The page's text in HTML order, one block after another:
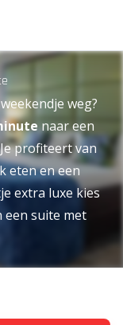
weg?
naar een
profiteert van
eten en een
extra luxe kies
een suite met